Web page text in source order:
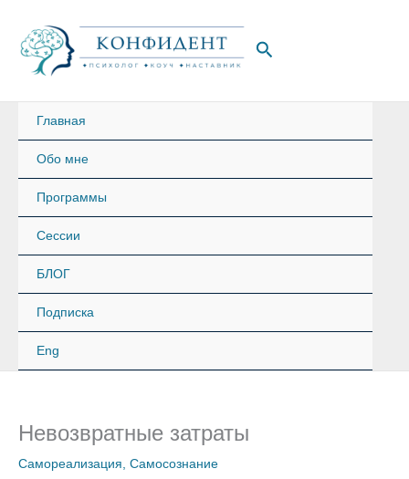
содержимому
Поиск
Главная
Обо мне
Программы
Сессии
БЛОГ
Подписка
Eng
Невозвратные затраты
Самореализация, Самосознание